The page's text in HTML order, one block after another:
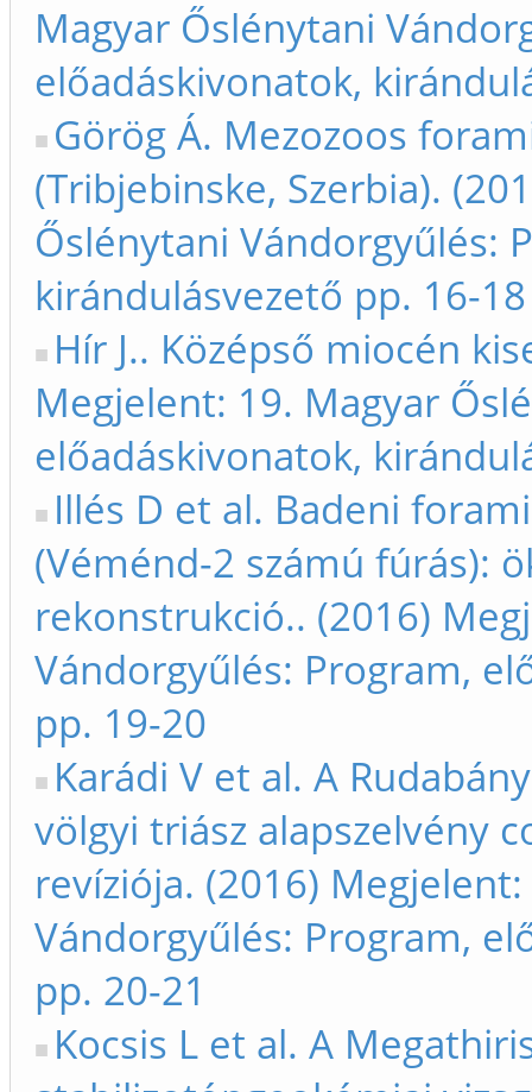
Magyar Őslénytani
előadáskivonatok,
Görög Á. Mezozoos
(Tribjebinske, Szerbia).
Őslénytani Vándorgyűlés:
kirándulásvezető pp. 16-18
Hír J.. Középső miocén
Megjelent: 19. Magyar
előadáskivonatok,
Illés D et al. Badeni
(Véménd-2 számú fúrás):
rekonstrukció.. (2016)
Vándorgyűlés: Program,
pp. 19-20
Karádi V et al. A
völgyi triász alapszelvény
revíziója. (2016)
Vándorgyűlés: Program,
pp. 20-21
Kocsis L et al. A